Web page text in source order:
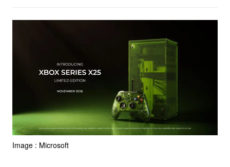
Image : Microsoft